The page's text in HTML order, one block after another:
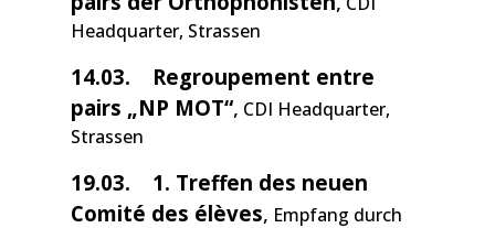
Headquarter, Strassen
14.03.
Regroupement entre
pairs „NP MOT“, CDI Headquarter,
Strassen
19.03.
1. Treffen des neuen
Comité des élèves, Empfang durch